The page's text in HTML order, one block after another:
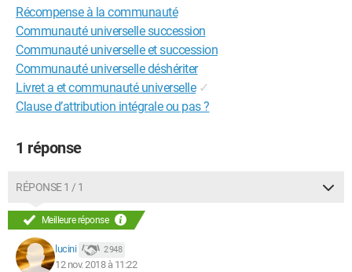
Récompense à la communauté
Communauté universelle succession
Communauté universelle et succession
Communauté universelle déshériter
Livret a et communauté universelle ✓
Clause d’attribution intégrale ou pas ?
1 réponse
RÉPONSE 1 / 1
Meilleure réponse
lucini 2 948
12 nov. 2018 à 11:22